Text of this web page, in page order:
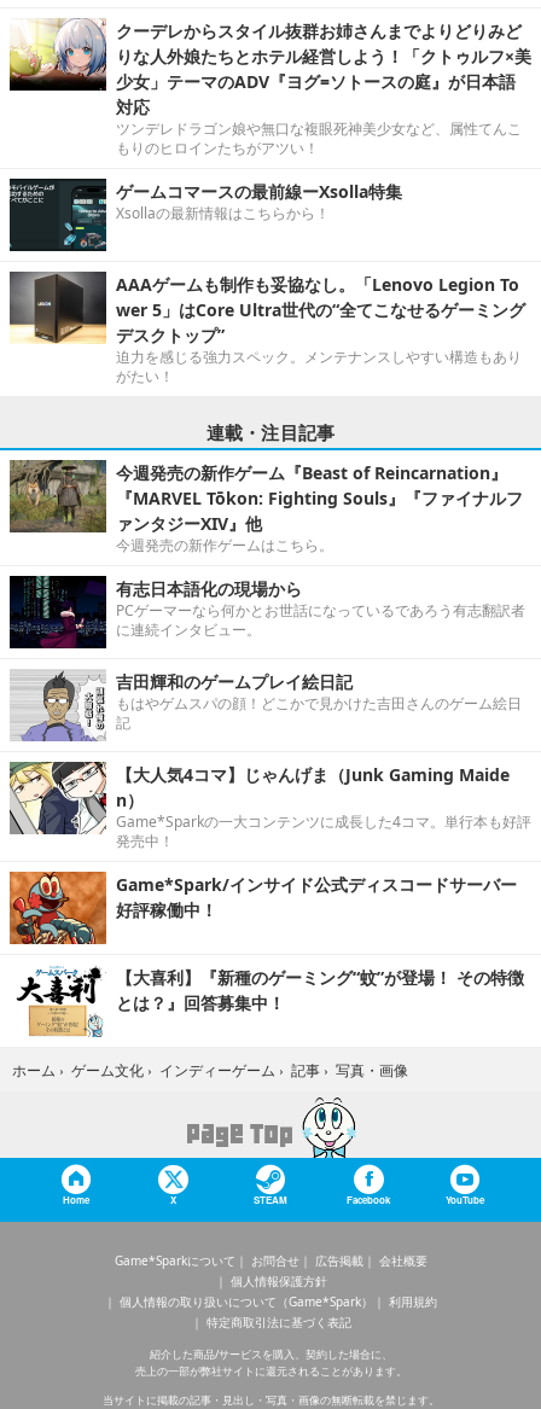
クーデレからスタイル抜群お姉さんまでよりどりみど
りな人外娘たちとホテル経営しよう！「クトゥルフ×美
少女」テーマのADV『ヨグ=ソトースの庭』が日本語
対応
ツンデレドラゴン娘や無口な複眼死神美少女など、属性てんこ
もりのヒロインたちがアツい！
ゲームコマースの最前線ーXsolla特集
Xsollaの最新情報はこちらから！
AAAゲームも制作も妥協なし。「Lenovo Legion To
wer 5」はCore Ultra世代の“全てこなせるゲーミング
デスクトップ”
迫力を感じる強力スペック。メンテナンスしやすい構造もあり
がたい！
連載・注目記事
今週発売の新作ゲーム『Beast of Reincarnation』
『MARVEL Tōkon: Fighting Souls』『ファイナルフ
ァンタジーXIV』他
今週発売の新作ゲームはこちら。
有志日本語化の現場から
PCゲーマーなら何かとお世話になっているであろう有志翻訳者
に連続インタビュー。
吉田輝和のゲームプレイ絵日記
もはやゲムスパの顔！どこかで見かけた吉田さんのゲーム絵日
記
【大人気4コマ】じゃんげま（Junk Gaming Maide
n）
Game*Sparkの一大コンテンツに成長した4コマ。単行本も好評
発売中！
Game*Spark/インサイド公式ディスコードサーバー
好評稼働中！
【大喜利】『新種のゲーミング“蚊”が登場！ その特徴
とは？』回答募集中！
ホーム › ゲーム文化 › インディーゲーム › 記事 › 写真・画像
Home X STEAM Facebook YouTube
Game*Sparkについて お問合せ 広告掲載
会社概要
個人情報保護方針
個人情報の取り扱いについて（Game*Spark）
利用規約
特定商取引法に基づく表記
紹介した商品/サービスを購入、契約した場合に、
売上の一部が弊社サイトに還元されることがあります。
当サイトに掲載の記事・見出し・写真・画像の無断転載を禁じます。